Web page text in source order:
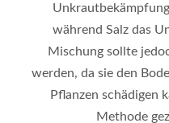
während Salz das
Mischung sollte
werden, da sie den
Pflanzen schädigen
Methode